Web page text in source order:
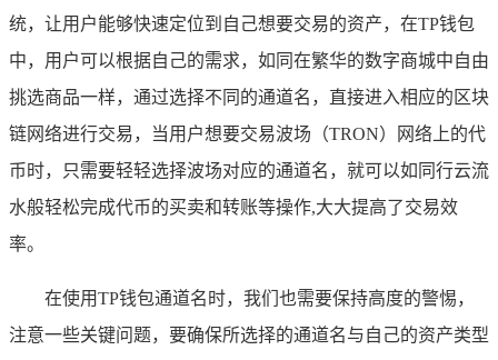
统，让用户能够快速定位到自己想要交易的资产，在TP钱包
中，用户可以根据自己的需求，如同在繁华的数字商城中自由
挑选商品一样，通过选择不同的通道名，直接进入相应的区块
链网络进行交易，当用户想要交易波场（TRON）网络上的代
币时，只需要轻轻选择波场对应的通道名，就可以如同行云流
水般轻松完成代币的买卖和转账等操作,大大提高了交易效
率。
在使用TP钱包通道名时，我们也需要保持高度的警惕，
注意一些关键问题，要确保所选择的通道名与自己的资产类型